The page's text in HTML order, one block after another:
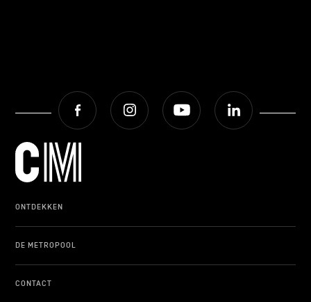
Facebook Instagram Youtube
ONTDEKKEN
DE METROPOOL
CONTACT